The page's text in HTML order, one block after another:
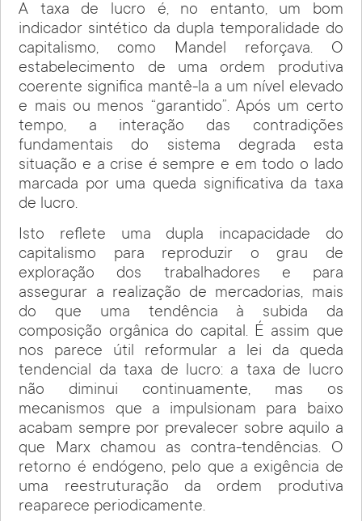
A taxa de lucro é, no entanto, um bom
indicador sintético da dupla temporalidade do
capitalismo, como Mandel reforçava. O
estabelecimento de uma ordem produtiva
coerente significa mantê-la a um nível elevado
e mais ou menos “garantido”. Após um certo
tempo, a interação das contradições
fundamentais do sistema degrada esta
situação e a crise é sempre e em todo o lado
marcada por uma queda significativa da taxa
de lucro.
Isto reflete uma dupla incapacidade do
capitalismo para reproduzir o grau de
exploração dos trabalhadores e para
assegurar a realização de mercadorias, mais
do que uma tendência à subida da
composição orgânica do capital. É assim que
nos parece útil reformular a lei da queda
tendencial da taxa de lucro: a taxa de lucro
não diminui continuamente, mas os
mecanismos que a impulsionam para baixo
acabam sempre por prevalecer sobre aquilo a
que Marx chamou as contra-tendências. O
retorno é endógeno, pelo que a exigência de
uma reestruturação da ordem produtiva
reaparece periodicamente.